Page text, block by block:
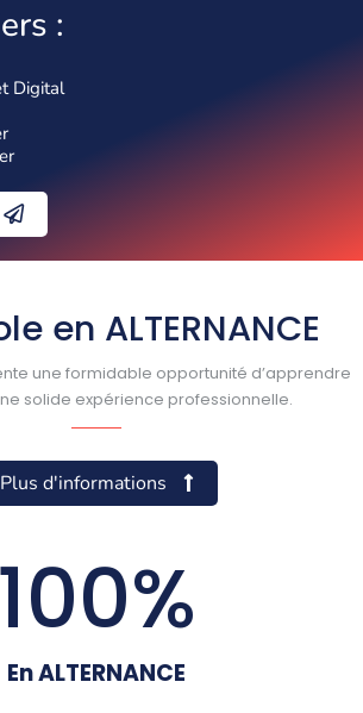
:
Digital
en ALTERNANCE
une formidable opportunité d’apprendre
solide expérience professionnelle.
Plus d'informations
En ALTERNANCE
100%